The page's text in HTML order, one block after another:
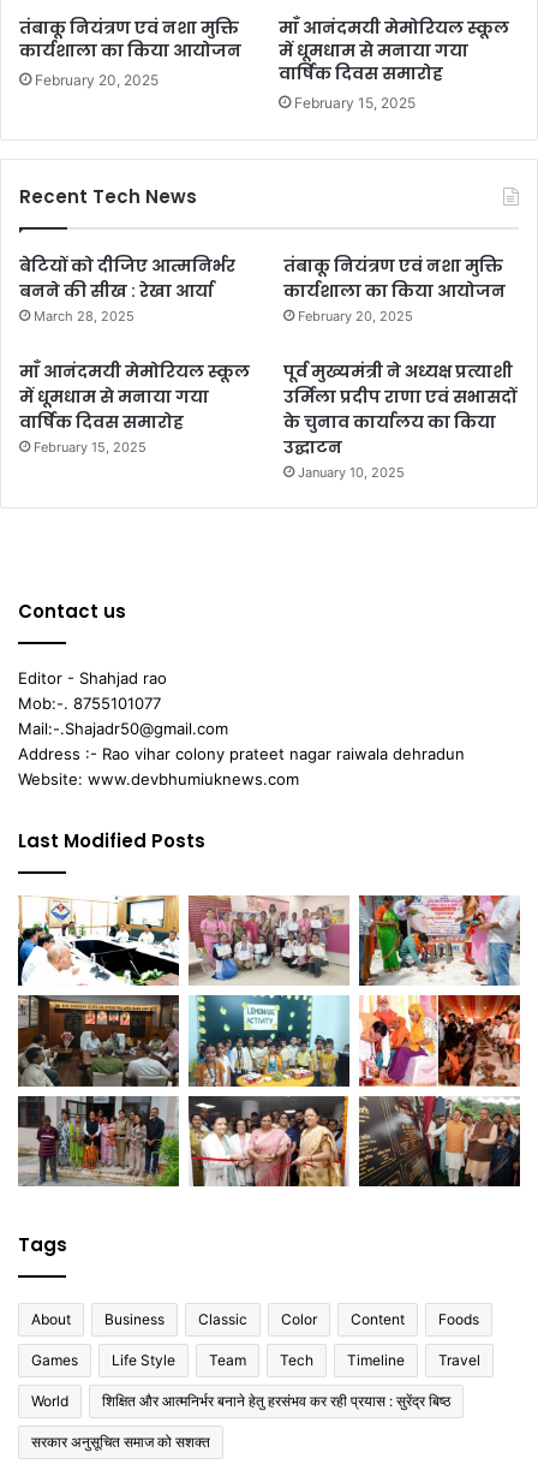
तंबाकू नियंत्रण एवं नशा मुक्ति
कार्यशाला का किया आयोजन
February 20, 2025
माँ आनंदमयी मेमोरियल स्कूल
में धूमधाम से मनाया गया
वार्षिक दिवस समारोह
February 15, 2025
Recent Tech News
बेटियों को दीजिए आत्मनिर्भर
बनने की सीख : रेखा आर्या
March 28, 2025
तंबाकू नियंत्रण एवं नशा मुक्ति
कार्यशाला का किया आयोजन
February 20, 2025
माँ आनंदमयी मेमोरियल स्कूल
में धूमधाम से मनाया गया
वार्षिक दिवस समारोह
February 15, 2025
पूर्व मुख्यमंत्री ने अध्यक्ष प्रत्याशी
उर्मिला प्रदीप राणा एवं सभासदों
के चुनाव कार्यालय का किया
उद्घाटन
January 10, 2025
Contact us
Editor - Shahjad rao
Mob:-. 8755101077
Mail:-.Shajadr50@gmail.com
Address :- Rao vihar colony prateet nagar raiwala dehradun
Website: www.devbhumiuknews.com
Last Modified Posts
Tags
About Business Classic Color Content Foods
Games Life Style Team Tech Timeline Travel
World शिक्षित और आत्मनिर्भर बनाने हेतु हरसंभव कर रही प्रयास : सुरेंद्र बिष्ठ
सरकार अनुसूचित समाज को सशक्त